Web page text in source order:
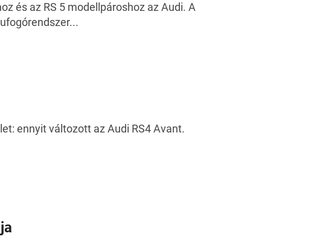
és az RS 5 modellpároshoz az Audi. A
ennyit változott az Audi RS4 Avant.